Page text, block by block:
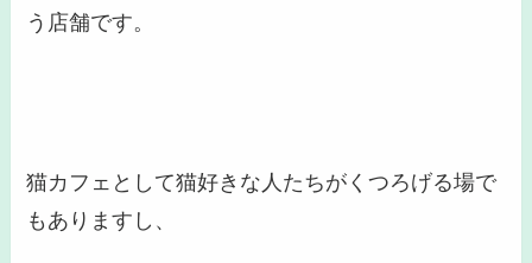
う店舗です。
猫カフェとして猫好きな人たちがくつろげる場で
もありますし、